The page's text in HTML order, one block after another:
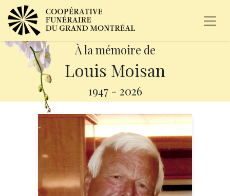
À la mémoire de
Louis Moisan
1947 - 2026